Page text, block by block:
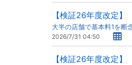
【検証26年度改定
大半の店舗で基本料1を断
2026/7/31 04:50
【検証26年度改定